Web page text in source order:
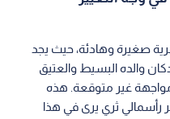
صغيرة وهادئة، حيث يجد
والده البسيط والعتيق
غير متوقعة. هذه
رأسمالي ثري يرى في هذا